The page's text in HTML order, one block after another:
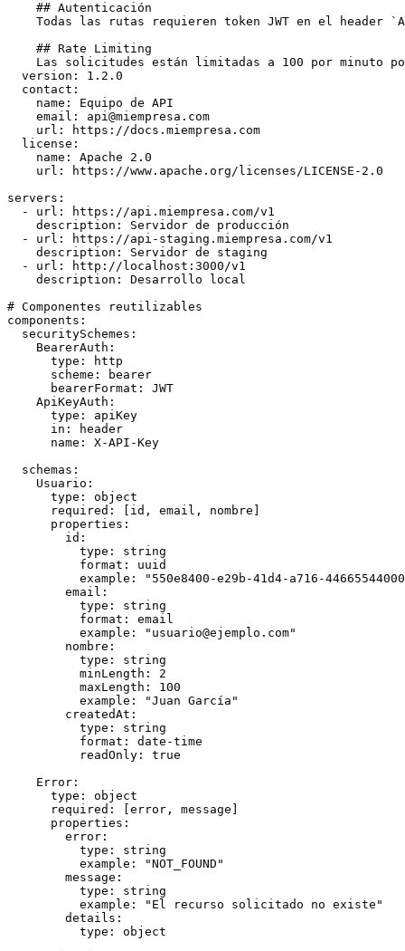
    ## Autenticación
Todas las rutas requieren token JWT en el header
    ## Rate Limiting
Las solicitudes están limitadas a 100 por minuto
  version: 1.2.0
  contact:
    name: Equipo de API
    email:
api@miempresa.com
    url: https://docs.miempresa.com
  license:
    name: Apache 2.0
    url: https://www.apache.org/licenses/LICENSE-2.0
servers:
  - url: https://api.miempresa.com/v1
    description: Servidor de producción
  - url: https://api-staging.miempresa.com/v1
    description: Servidor de staging
  - url: http://localhost:3000/v1
    description: Desarrollo local
# Componentes reutilizables
components:
  securitySchemes:
    BearerAuth:
      type: http
      scheme: bearer
      bearerFormat: JWT
    ApiKeyAuth:
      type: apiKey
      in: header
      name: X-API-Key
  schemas:
    Usuario:
      type: object
      required: [id, email, nombre]
      properties:
        id:
          type: string
          format: uuid
example: "550e8400-e29b-41d4-a716-
        email:
          type: string
          format: email
          example: "
usuario@ejemplo.com"
        nombre:
          type: string
          minLength: 2
          maxLength: 100
          example: "Juan García"
        createdAt:
          type: string
          format: date-time
          readOnly: true
    Error:
      type: object
      required: [error, message]
      properties:
        error:
          type: string
          example: "NOT_FOUND"
        message:
          type: string
          example: "El recurso solicitado no existe"
        details:
          type: object